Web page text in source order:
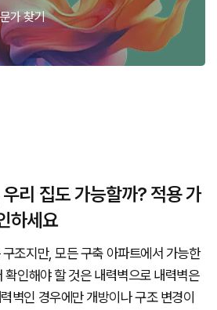
가 찾기
리 집도 가능할까? 적용 가
하세요
조지만, 모든 구축 아파트에서 가능한
확인해야 할 것은 내력벽으로 내력벽은
벽인 경우에만 개방이나 구조 변경이